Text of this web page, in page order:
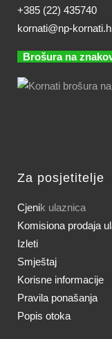
+385 (22) 435740
kornati@np-
Brošura na
Za posjetitelje
Cjenik ulaznica
Komisiona prodaja
Izleti
Smještaj
Korisne informacije
Pravila ponašanja
Popis otoka